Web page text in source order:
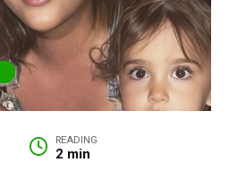
READING
2 min